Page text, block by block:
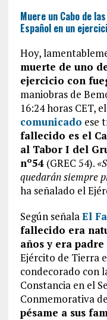
Muere un Cabo de
Español en un
Hoy,
muerte de uno
ejercicio con
maniobras de
16:24 horas CET,
comunicado ese
fallecido es el
al Tabor I del
nº54(GREC 54).
quedarán siempre
ha señalado el
Según señalaEl
fallecido era
años y era
Ejército de Tierra
condecorado con
Constancia en el
Conmemorativa
pésame a sus